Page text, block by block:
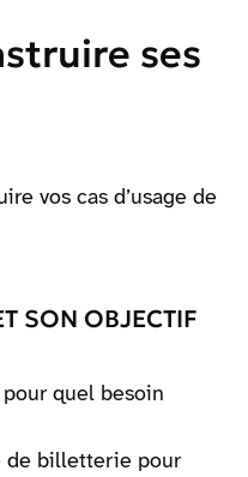
ses
vos cas d’usage de
SON OBJECTIF
quel besoin
de billetterie pour